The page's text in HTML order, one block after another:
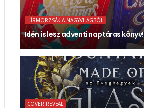
HÍRMORZSÁK A NAGYVILÁGBÓL
Idén is lesz adventi naptáras könyv!
COVER REVEAL